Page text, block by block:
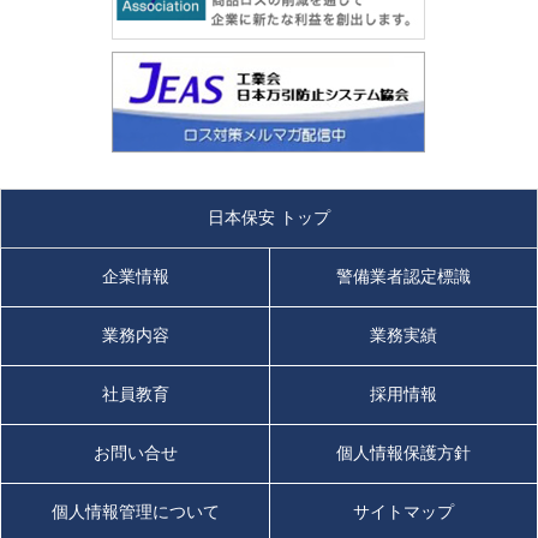
日本保安 トップ
企業情報 警備業者認定標識
業務内容 業務実績
社員教育 採用情報
お問い合せ 個人情報保護方針
個人情報管理について サイトマップ